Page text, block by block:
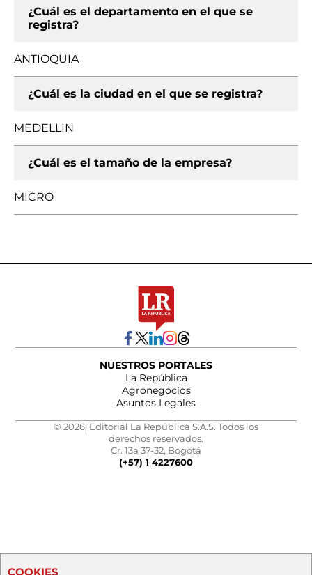
¿Cuál es el departamento en el que se
registra?
ANTIOQUIA
¿Cuál es la ciudad en el que se registra?
MEDELLIN
¿Cuál es el tamaño de la empresa?
MICRO
NUESTROS PORTALES
La República
Agronegocios
Asuntos Legales
© 2026, Editorial La República S.A.S. Todos los
derechos reservados.
Cr. 13a 37-32, Bogotá
(+57) 1 4227600
COOKIES